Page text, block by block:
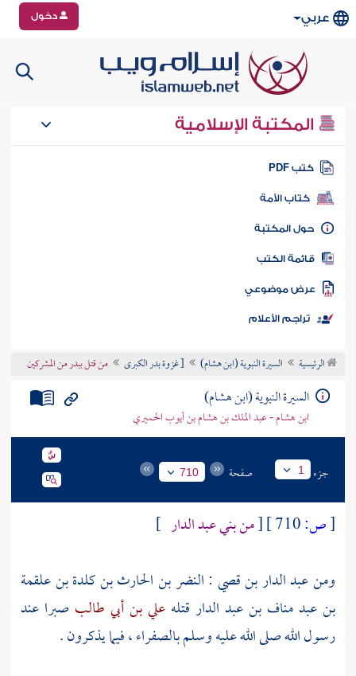
عربي دخول
المكتبة الإسلامية
كتب PDF
كتاب الأمة
المكتبة
الكتب
موضوعي
تراجم الأعلام
الرئيسية السيرة النبوية (ابن هشام) [ غزوة بدر الكبرى من قتل ببدر من المشركين
السيرة النبوية (ابن هشام)
ابن هشام - عبد الملك بن هشام بن أيوب الحميري
جزء 1 صفحة 710
[ص: [منبني عبد الدار ]
ومنعبد الدار بن قصي :النضر بن الحارث بن كلدة بن علقمة
بن عبد مناف بن عبد الدار قتله علي بن أبي طالب صبرا عند
رسول الله صلى الله عليه وسلم بالصفراء ، فيما يذكرون .